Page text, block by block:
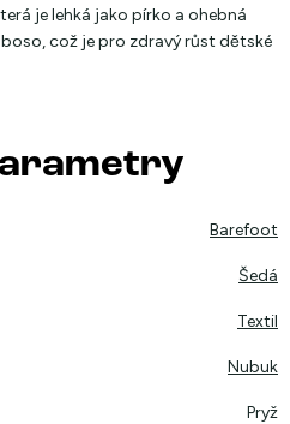
je lehká jako pírko a ohebná
což je pro zdravý růst dětské
Barefoot
Šedá
Textil
Nubuk
Pryž